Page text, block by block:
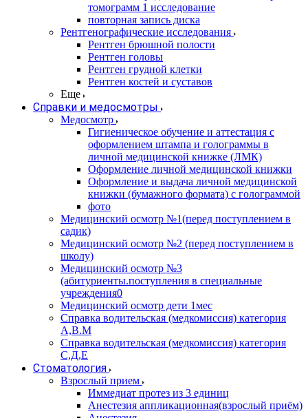
томограмм 1 исследование
повторная запись диска
Рентгенографические исследования
Рентген брюшной полости
Рентген головы
Рентген грудной клетки
Рентген костей и суставов
Еще
Справки и медосмотры
Медосмотр
Гигиеническое обучение и аттестация с
оформлением штампа и голограммы в
личной медицинской книжке (ЛМК)
Оформление личной медицинской книжки
Оформление и выдача личной медицинской
книжки (бумажного формата) с голограммой
фото
Медицинский осмотр №1(перед поступлением в
садик)
Медицинский осмотр №2 (перед поступлением в
школу)
Медицинский осмотр №3
(абитуриенты.поступления в специальные
учреждения0
Медицинский осмотр дети 1мес
Справка водительская (медкомиссия) категория
А,В.М
Справка водительская (медкомиссия) категория
С,Д,Е
Стоматология
Взрослый прием
Иммедиат протез из 3 единиц
Анестезия аппликационная(взрослый приём)